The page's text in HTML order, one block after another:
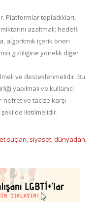
Platformlar topladıkları,
azaltmalı; hedefli
algoritmik içerik öneri
gizliliğine yönelik diğer
ve desteklenmelidir. Bu
yapılmalı ve kullanıcı
nefret ve tacize karşı
şekilde iletilmelidir.
suçları, siyaset,dünyadan,